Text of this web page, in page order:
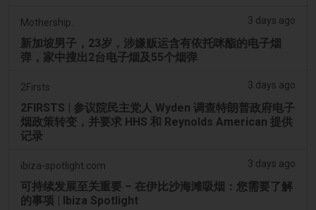
Mothership. 3 days ago
新加坡男子，23岁，涉嫌贩运含有依托咪酯的电子烟
弹，家中搜出2台电子烟及55个烟弹
2Firsts 3 days ago
2FIRSTS | 参议院民主党人 Wyden 调查特朗普政府电子
烟政策转变，并要求 HHS 和 Reynolds American 提供
记录
ibiza-spotlight.com 3 days ago
可持续发展至关重要 – 在伊比沙海滩吸烟：您需要了解
的事项 | Ibiza Spotlight